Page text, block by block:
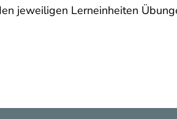
jeweiligen Lerneinheiten